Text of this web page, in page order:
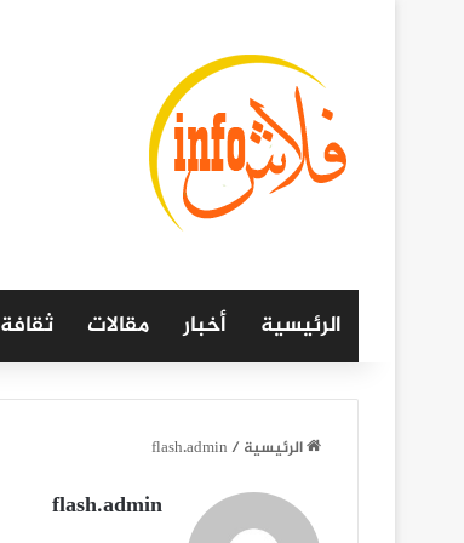
الرئيسية أخبار مقالات ثقافة
الرئيسية/
flash.admin
flash.admin